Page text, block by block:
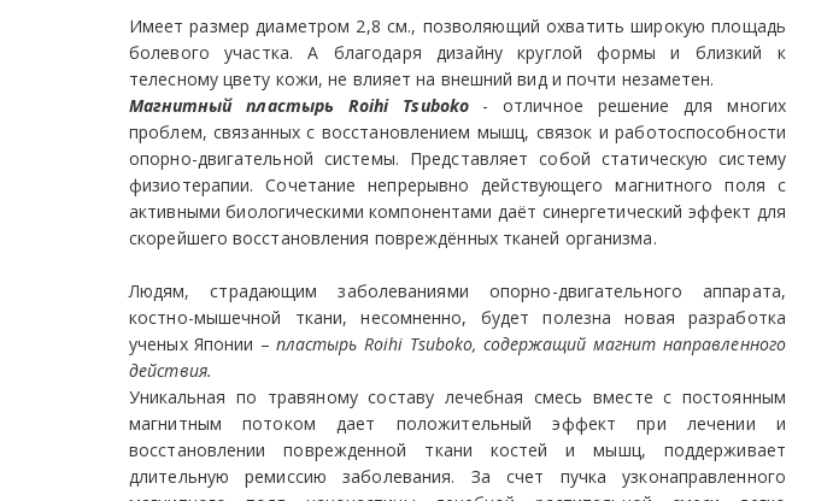
Имеет размер диаметром 2,8 см., позволяющий охватить широкую площадь
болевого участка. А благодаря дизайну круглой формы и близкий к
телесному цвету кожи, не влияет на внешний вид и почти незаметен.
Магнитный пластырь Roihi Tsuboko
- отличное решение для многих
проблем, связанных с восстановлением мышц, связок и работоспособности
опорно-двигательной системы. Представляет собой статическую систему
физиотерапии. Сочетание непрерывно действующего магнитного поля с
активными биологическими компонентами даёт синергетический эффект для
скорейшего восстановления повреждённых тканей организма.
Людям, страдающим заболеваниями опорно-двигательного аппарата,
костно-мышечной ткани, несомненно, будет полезна новая разработка
ученых Японии –пластырь Roihi Tsuboko, содержащий магнит направленного
действия.
Уникальная по травяному составу лечебная смесь вместе с постоянным
магнитным потоком дает положительный эффект при лечении и
восстановлении поврежденной ткани костей и мышц, поддерживает
длительную ремиссию заболевания. За счет пучка узконаправленного